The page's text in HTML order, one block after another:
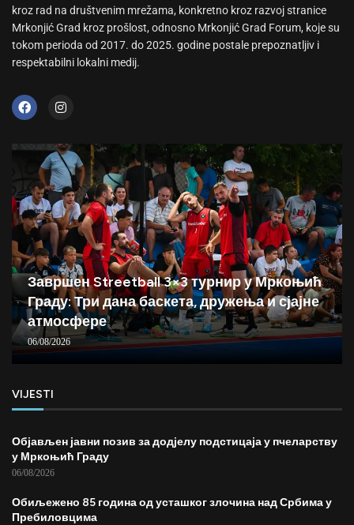
kroz rad na društvenim mrežama, konkretno kroz razvoj stranice
Mrkonjić Grad kroz prošlost, odnosno Mrkonjić Grad Forum, koje su
tokom perioda od 2017. do 2025. godine postale prepoznatljiv i
respektabilni lokalni medij.
Завршен Streetball 3×3 турнир у Мркоњић
Граду: Три дана баскета, дружења и сјајне
атмосфере
06/08/2026
VIJESTI
Објављен јавни позив за додјелу подстицаја у пчеларству
у Мркоњић Граду
06/08/2026
Обиљежено 85 година од усташког злочина над Србима у
Пребиловцима